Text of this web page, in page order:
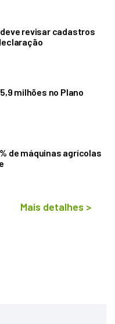
revisar cadastros
milhões no Plano
de máquinas agrícolas
Mais detalhes >